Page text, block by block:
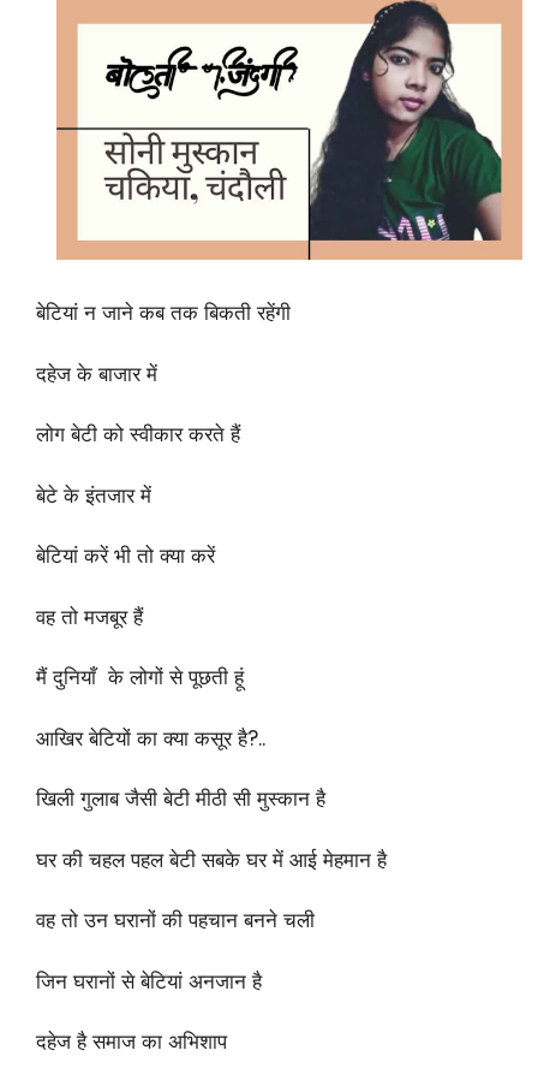
बेटियां न जाने कब तक बिकती रहेंगी
दहेज के बाजार में
लोग बेटी को स्वीकार करते हैं
बेटे के इंतजार में
बेटियां करें भी तो क्या करें
वह तो मजबूर हैं
मैं दुनियाँ के लोगों से पूछती हूं
आखिर बेटियों का क्या कसूर है?..
खिली गुलाब जैसी बेटी मीठी सी मुस्कान है
घर की चहल पहल बेटी सबके घर में आई मेहमान है
वह तो उन घरानों की पहचान बनने चली
जिन घरानों से बेटियां अनजान है
दहेज है समाज का अभिशाप